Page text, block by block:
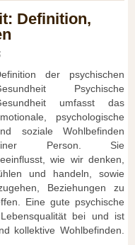
Definition,
der psychischen
Psychische
umfasst das
psychologische
soziale Wohlbefinden
Person. Sie
wie wir denken,
und handeln, sowie
Beziehungen zu
Eine gute psychische
bei und ist
kollektive Wohlbefinden.